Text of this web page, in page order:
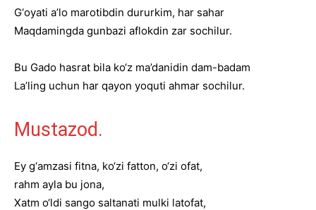
G‘oyati a’lo marotibdin dururkim, har sahar
Maqdamingda gunbazi aflokdin zar sochilur.
Bu Gado hasrat bila ko‘z ma’danidin dam-badam
La’ling uchun har qayon yoquti ahmar sochilur.
Mustazod.
Ey g‘amzasi fitna, ko‘zi fatton, o‘zi ofat,
rahm ayla bu jona,
Xatm o‘ldi sango saltanati mulki latofat,